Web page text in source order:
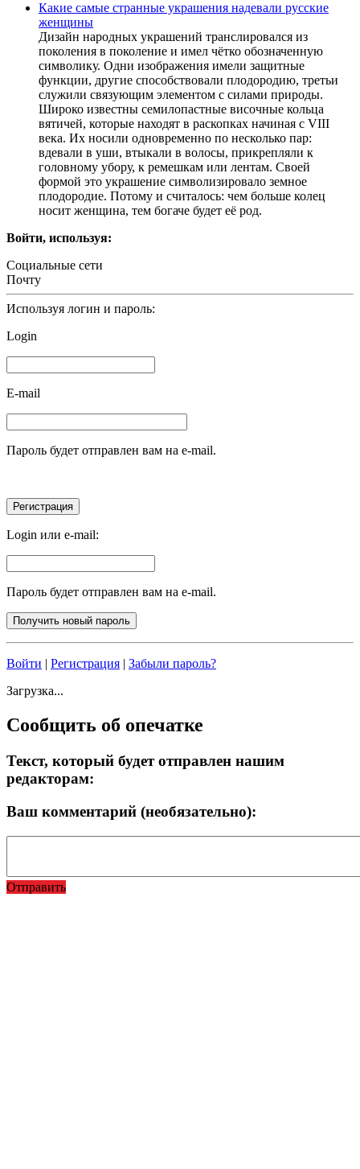
Какие самые странные украшения надевали русские
женщины
Дизайн народных украшений транслировался из
поколения в поколение и имел чётко обозначенную
символику. Одни изображения имели защитные
функции, другие способствовали плодородию, третьи
служили связующим элементом с силами природы.
Широко известны семилопастные височные кольца
вятичей, которые находят в раскопках начиная с VIII
века. Их носили одновременно по несколько пар:
вдевали в уши, втыкали в волосы, прикрепляли к
головному убору, к ремешкам или лентам. Своей
формой это украшение символизировало земное
плодородие. Потому и считалось: чем больше колец
носит женщина, тем богаче будет её род.
Войти, используя:
Социальные сети
Почту
Используя логин и пароль:
Login
E-mail
Пароль будет отправлен вам на e-mail.
Login или e-mail:
Пароль будет отправлен вам на e-mail.
Войти Регистрация
Забыли пароль?
Загрузка...
Сообщить об опечатке
Текст, который будет отправлен нашим
редакторам:
Ваш комментарий (необязательно):
Отправить